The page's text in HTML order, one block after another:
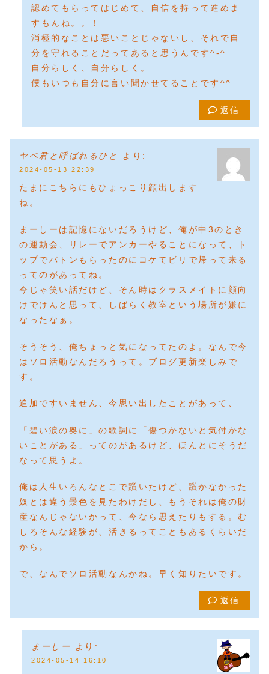
認めてもらってはじめて、自信を持って進めま
すもんね。。！
消極的なことは悪いことじゃないし、それで自
分を守れることだってあると思うんです^-^
自分らしく、自分らしく。
僕もいつも自分に言い聞かせてることです^^
返信
ヤベ君と呼ばれるひと より:
2024-05-13 22:39
たまにこちらにもひょっこり顔出します
ね。
まーしーは記憶にないだろうけど、俺が中3のとき
の運動会、リレーでアンカーやることになって、ト
ップでバトンもらったのにコケてビリで帰って来る
ってのがあってね。
今じゃ笑い話だけど、そん時はクラスメイトに顔向
けでけんと思って、しばらく教室という場所が嫌に
なったなぁ。
そうそう、俺ちょっと気になってたのよ。なんで今
はソロ活動なんだろうって。ブログ更新楽しみで
す。
追加ですいません、今思い出したことがあって、
「碧い涙の奥に」の歌詞に「傷つかないと気付かな
いことがある」ってのがあるけど、ほんとにそうだ
なって思うよ。
俺は人生いろんなとこで躓いたけど、躓かなかった
奴とは違う景色を見たわけだし、もうそれは俺の財
産なんじゃないかって、今なら思えたりもする。む
しろそんな経験が、活きるってこともあるくらいだ
から。
で、なんでソロ活動なんかね。早く知りたいです。
返信
まーしー より:
2024-05-14 16:10